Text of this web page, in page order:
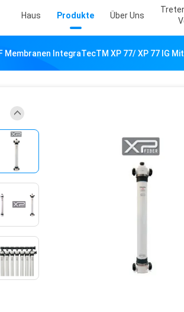
Haus Produkte Über Uns
Membranen IntegraTecTM XP 77/ XP 77 IG